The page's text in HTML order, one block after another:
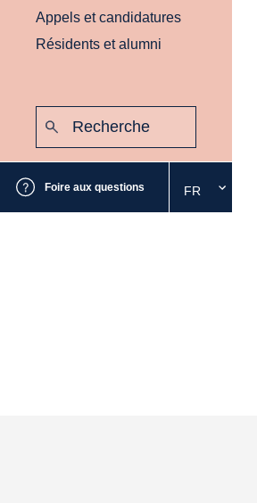
Appels et candidatures
Résidents et alumni
Foire aux questions
la
FR